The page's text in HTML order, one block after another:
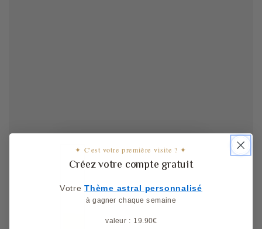
✦ C'est votre première visite ? ✦
Créez votre compte gratuit
Votre ​Thème astral personnalisé
à gagner chaque semaine
valeur : 19.90€